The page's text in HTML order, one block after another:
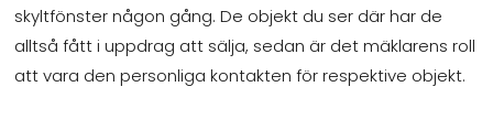
skyltfönster någon gång. De objekt du ser där har de
alltså fått i uppdrag att sälja, sedan är det mäklarens roll
att vara den personliga kontakten för respektive objekt.